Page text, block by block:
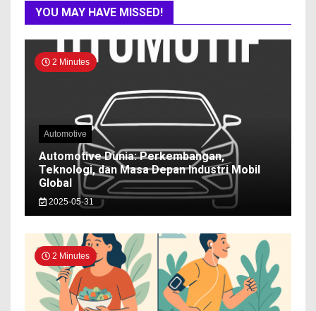
YOU MAY HAVE MISSED!
2 Minutes
Automotive
Automotive Dunia: Perkembangan,
Teknologi, dan Masa Depan Industri Mobil
Global
2025-05-31
2 Minutes